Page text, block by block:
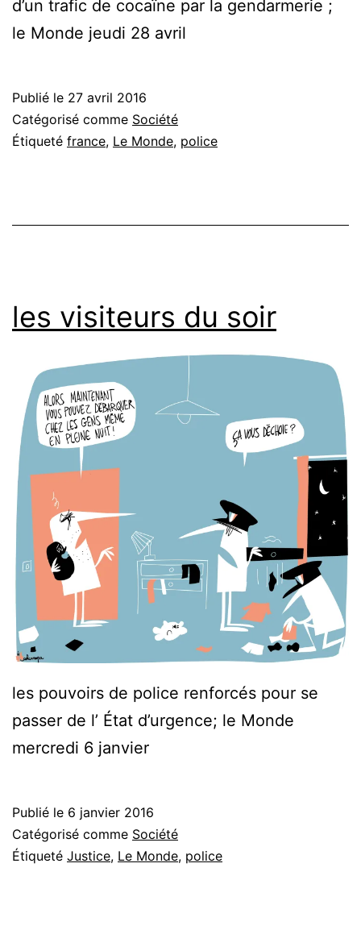
d’un trafic de cocaïne par la gendarmerie ;
le Monde jeudi 28 avril
Publié le 27 avril 2016
Catégorisé comme Société
Étiqueté france, Le Monde, police
les visiteurs du soir
les pouvoirs de police renforcés pour se
passer de l’ État d’urgence; le Monde
mercredi 6 janvier
Publié le 6 janvier 2016
Catégorisé comme Société
Étiqueté Justice, Le Monde, police